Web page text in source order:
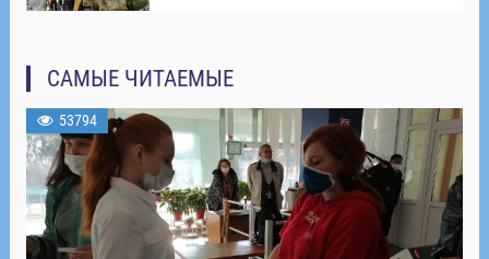
САМЫЕ ЧИТАЕМЫЕ
53794